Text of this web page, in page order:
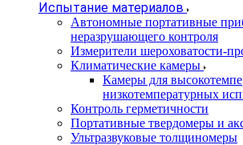
Испытание материалов
Автономные портативные
неразрушающего контроля
Измерители шероховатости-
Климатические камеры
Камеры для
низкотемпературных
Контроль герметичности
Портативные твердомеры и
Ультразвуковые толщиномеры